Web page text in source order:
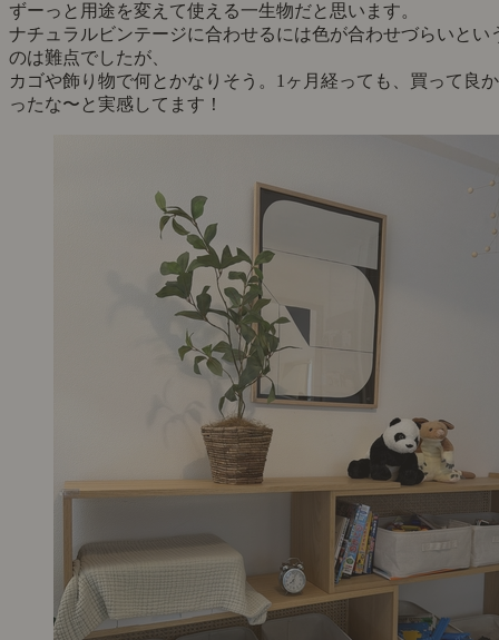
ずーっと用途を変えて使える一生物だと思います。
ナチュラルビンテージに合わせるには色が合わせづらいとい
のは難点でしたが、
カゴや飾り物で何とかなりそう。1ヶ月経っても、買って良か
ったな〜と実感してます！